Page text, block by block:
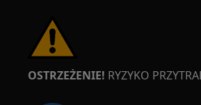
OSTRZEŻENIE! RYZYKO